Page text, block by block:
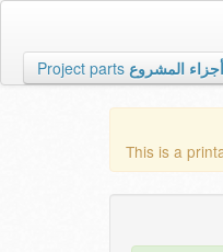
Project parts أجزاء المشروع
This is a